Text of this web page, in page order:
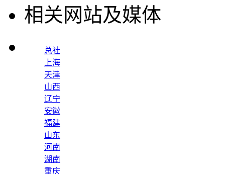
相关网站及媒体
总社
上海
天津
山西
辽宁
安徽
福建
山东
河南
湖南
重庆